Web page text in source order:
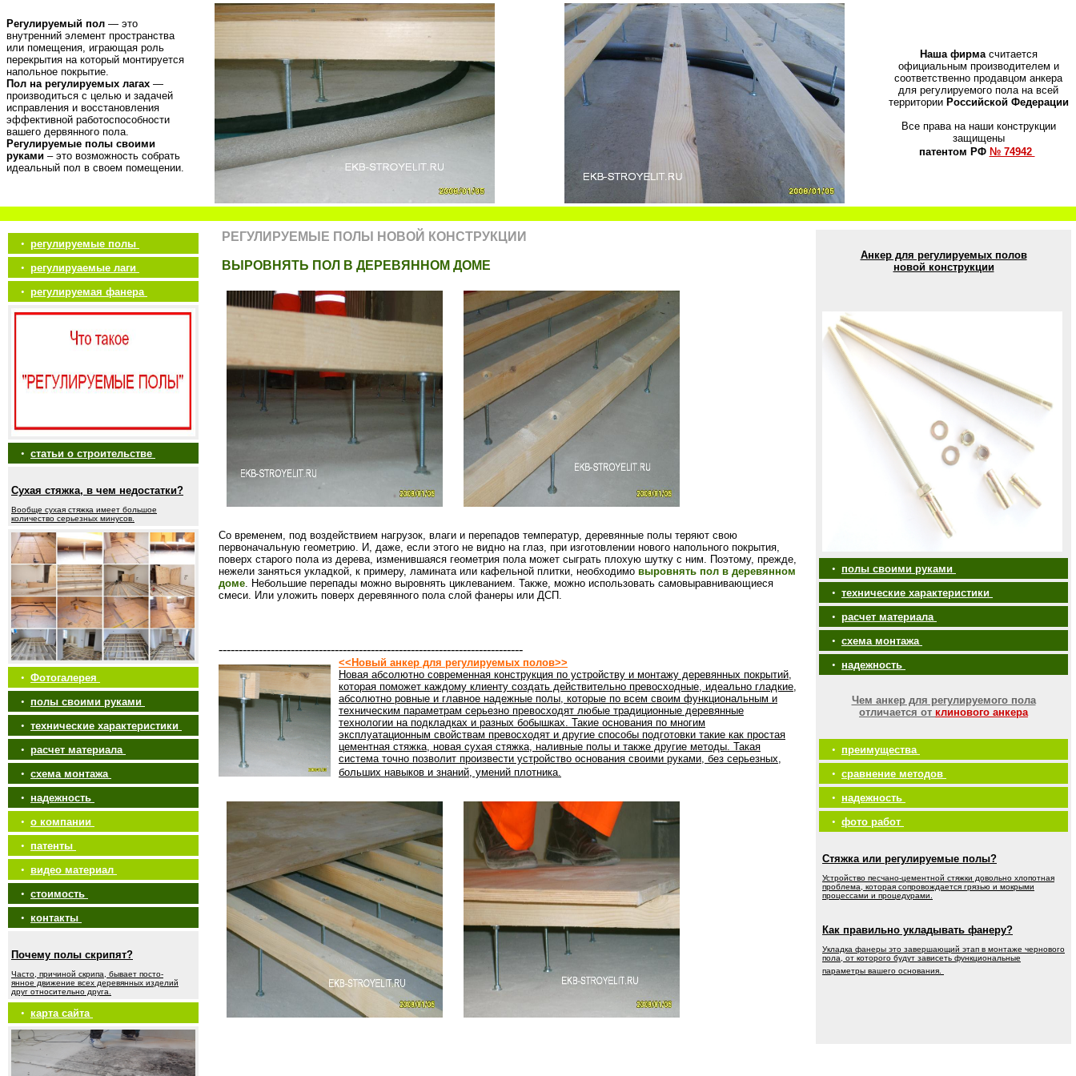
Регулируемый пол — это
внутренний элемент пространства
или помещения, играющая роль
перекрытия на который монтируется
напольное покрытие.
Пол на регулируемых лагах —
производиться с целью и задачей
исправления и восстановления
эффективной работоспособности
вашего дервянного пола.
Регулируемые полы своими
руками – это возможность собрать
идеальный пол в своем помещении.
Наша фирмасчитается
официальным производителем и
соответственно продавцом анкера
для регулируемого пола на всей
территории Российской Федерации
Все права на наши конструкции
защищены
патентом РФ № 74942
• регулируемые полы
• регулируаемые лаги
• регулируемая фанера
• статьи о строительстве
Сухая стяжка, в чем недостатки?
Вообще сухая стяжка имеет большое
количество серьезных минусов.
• Фотогалерея
• полы своими руками
• технические характеристики
• расчет материала
• схема монтажа
• надежность
• о компании
• патенты
• видео материал
• стоимость
• контакты
Почему полы скрипят?
Часто, причиной скрипа, бывает посто-
янное движение всех деревянных изделий
друг относительно друга.
• карта сайта
РЕГУЛИРУЕМЫЕ ПОЛЫ НОВОЙ КОНСТРУКЦИИ
ВЫРОВНЯТЬ ПОЛ В ДЕРЕВЯННОМ ДОМЕ
Со временем, под воздействием нагрузок, влаги и перепадов температур, деревянные полы теряют свою
первоначальную геометрию. И, даже, если этого не видно на глаз, при изготовлении нового напольного покрытия,
поверх старого пола из дерева, изменившаяся геометрия пола может сыграть плохую шутку с ним. Поэтому, прежде,
нежели заняться укладкой, к примеру, ламината или кафельной плитки, необходимо выровнять пол в деревянном
доме. Небольшие перепады можно выровнять циклеванием. Также, можно использовать самовыравнивающиеся
смеси. Или уложить поверх деревянного пола слой фанеры или ДСП.
----------------------------------------------------------------------------
<<Новый анкер для регулируемых полов>>
Новая абсолютно современная конструкция по устройству и монтажу деревянных покрытий,
которая поможет каждому клиенту создать действительно превосходные, идеально гладкие,
абсолютно ровные и главное надежные полы, которые по всем своим функциональным и
техническим параметрам серьезно превосходят любые традиционные деревянные
технологии на подкладках и разных бобышках. Такие основания по многим
эксплуатационным свойствам превосходят и другие способы подготовки такие как простая
цементная стяжка, новая сухая стяжка, наливные полы и также другие методы. Такая
система точно позволит произвести устройство основания своими руками, без серьезных,
больших навыков и знаний, умений плотника.
Анкер для регулируемых полов
новой конструкции
• полы своими руками
• технические характеристики
• расчет материала
• схема монтажа
• надежность
Чем анкер для регулируемого пола
отличается от клинового анкера
• преимущества
• сравнение методов
• надежность
• фото работ
Стяжка или регулируемые полы?
Устройство песчано-цементной стяжки довольно хлопотная
проблема, которая сопровождается грязью и мокрыми
процессами и процедурами.
Как правильно укладывать фанеру?
Укладка фанеры это завершающий этап в монтаже чернового
пола, от которого будут зависеть функциональные
параметры вашего основания.